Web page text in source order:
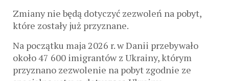
Zmiany nie będą dotyczyć zezwoleń na pobyt,
które zostały już przyznane.
Na początku maja 2026 r. w Danii przebywało
około 47 600 imigrantów z Ukrainy, którym
przyznano zezwolenie na pobyt zgodnie ze